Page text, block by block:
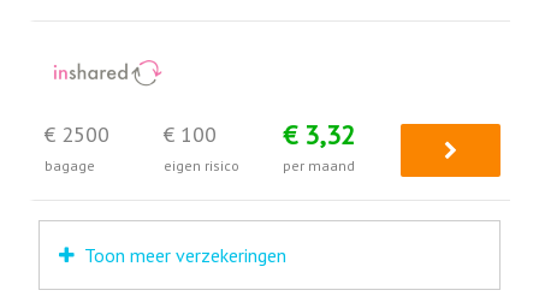
€ 2500
bagage
€ 100
eigen risico
€ 3,32
per maand
Toon meer verzekeringen